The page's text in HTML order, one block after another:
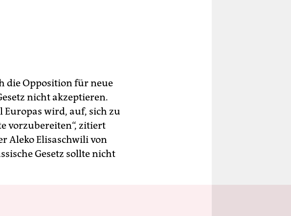
die Opposition für neue
nicht akzeptieren.
Europas wird, auf, sich zu
vorzubereiten“, zitiert
Aleko Elisaschwili von
Gesetz sollte nicht